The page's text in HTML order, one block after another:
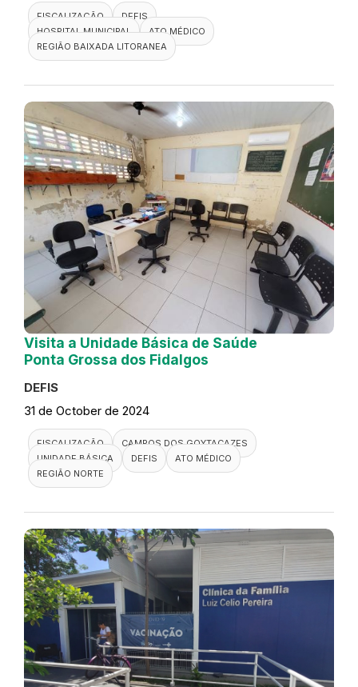
FISCALIZAÇÃO
DEFIS
HOSPITAL MUNICIPAL
ATO MÉDICO
REGIÃO BAIXADA LITORANEA
Visita a Unidade Básica de Saúde
Ponta Grossa dos Fidalgos
DEFIS
31 de October de 2024
FISCALIZAÇÃO
CAMPOS DOS GOYTACAZES
UNIDADE BÁSICA
DEFIS
ATO MÉDICO
REGIÃO NORTE